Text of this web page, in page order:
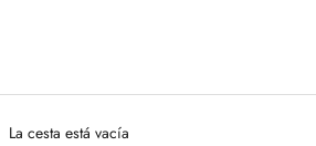
La cesta está vacía